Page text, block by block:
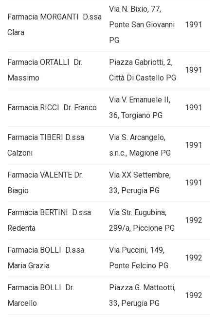
Farmacia MORGANTI D.ssa
Clara
Via N. Bixio, 77,
Ponte San Giovanni
PG
1991
Farmacia ORTALLI Dr.
Massimo
Piazza Gabriotti, 2,
Città Di Castello PG
1991
Farmacia RICCI Dr. Franco
Via V. Emanuele II,
36, Torgiano PG
1991
Farmacia TIBERI D.ssa
Calzoni
Via S. Arcangelo,
s.n.c., Magione PG
1991
Farmacia VALENTE Dr.
Biagio
Via XX Settembre,
33, Perugia PG
1991
Farmacia BERTINI D.ssa
Redenta
Via Str. Eugubina,
299/a, Piccione PG
1992
Farmacia BOLLI D.ssa
Maria Grazia
Via Puccini, 149,
Ponte Felcino PG
1992
Farmacia BOLLI Dr.
Marcello
Piazza G. Matteotti,
33, Perugia PG
1992